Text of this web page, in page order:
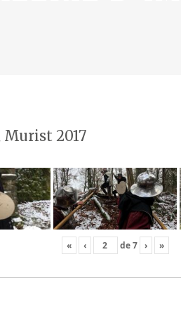
2017
« ‹ de7 › »